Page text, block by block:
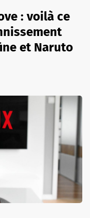
: voilà ce
et Naruto